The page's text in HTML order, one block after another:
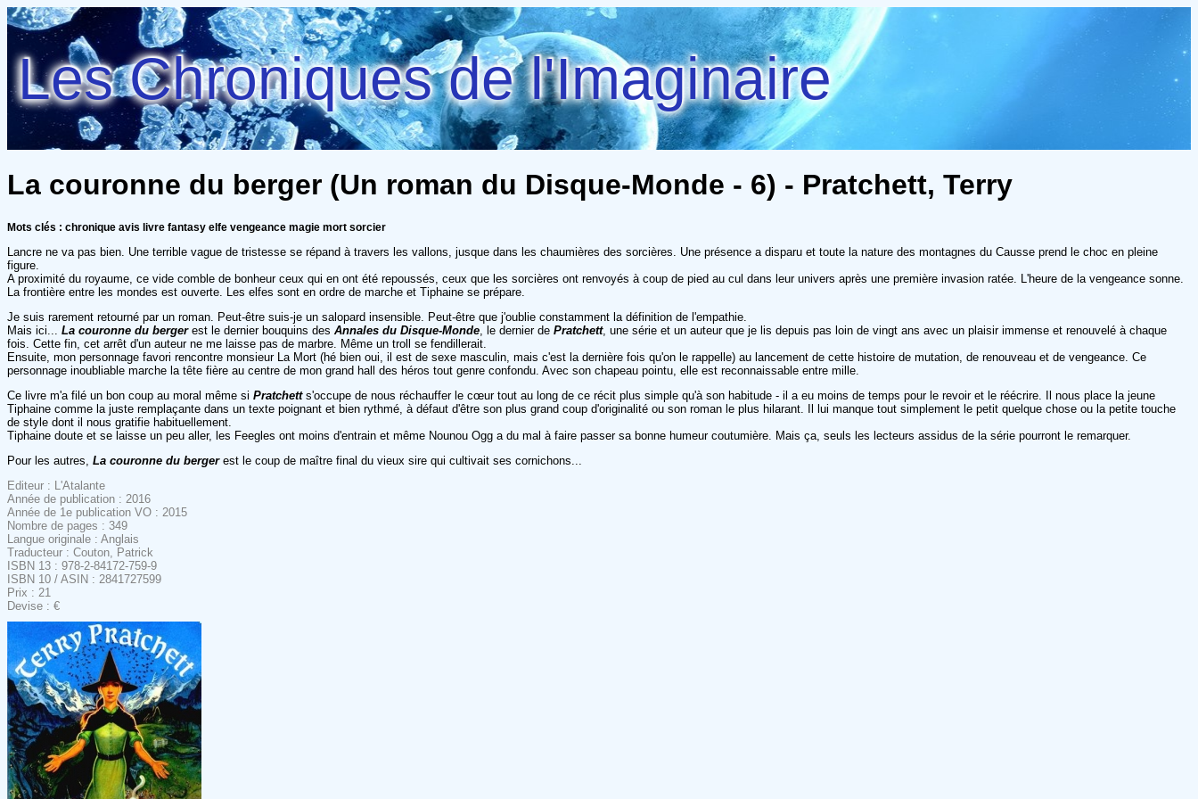
Les Chroniques de l'Imaginaire
La couronne du berger (Un roman du Disque-Monde - 6) - Pratchett, Terry
Mots clés : chronique avis livre fantasy elfe vengeance magie mort sorcier
Lancre ne va pas bien. Une terrible vague de tristesse se répand à travers les vallons, jusque dans les chaumières des sorcières. Une présence a disparu et toute la nature des montagnes du Causse prend le choc en pleine
figure.
A proximité du royaume, ce vide comble de bonheur ceux qui en ont été repoussés, ceux que les sorcières ont renvoyés à coup de pied au cul dans leur univers après une première invasion ratée. L'heure de la vengeance sonne.
La frontière entre les mondes est ouverte. Les elfes sont en ordre de marche et Tiphaine se prépare.
Je suis rarement retourné par un roman. Peut-être suis-je un salopard insensible. Peut-être que j'oublie constamment la définition de l'empathie.
Mais ici... La couronne du berger est le dernier bouquins des Annales du Disque-Monde , le dernier de Pratchett, une série et un auteur que je lis depuis pas loin de vingt ans avec un plaisir immense et renouvelé à chaque
fois. Cette fin, cet arrêt d'un auteur ne me laisse pas de marbre. Même un troll se fendillerait.
Ensuite, mon personnage favori rencontre monsieur La Mort (hé bien oui, il est de sexe masculin, mais c'est la dernière fois qu'on le rappelle) au lancement de cette histoire de mutation, de renouveau et de vengeance. Ce
personnage inoubliable marche la tête fière au centre de mon grand hall des héros tout genre confondu. Avec son chapeau pointu, elle est reconnaissable entre mille.
Ce livre m'a filé un bon coup au moral même si Pratchett s'occupe de nous réchauffer le cœur tout au long de ce récit plus simple qu'à son habitude - il a eu moins de temps pour le revoir et le réécrire. Il nous place la jeune
Tiphaine comme la juste remplaçante dans un texte poignant et bien rythmé, à défaut d'être son plus grand coup d'originalité ou son roman le plus hilarant. Il lui manque tout simplement le petit quelque chose ou la petite touche
de style dont il nous gratifie habituellement.
Tiphaine doute et se laisse un peu aller, les Feegles ont moins d'entrain et même Nounou Ogg a du mal à faire passer sa bonne humeur coutumière. Mais ça, seuls les lecteurs assidus de la série pourront le remarquer.
Pour les autres, La couronne du berger est le coup de maître final du vieux sire qui cultivait ses cornichons...
Editeur : L'Atalante
Année de publication : 2016
Année de 1e publication VO : 2015
Nombre de pages : 349
Langue originale : Anglais
Traducteur : Couton, Patrick
ISBN 13 : 978-2-84172-759-9
ISBN 10 / ASIN : 2841727599
Prix : 21
Devise : €